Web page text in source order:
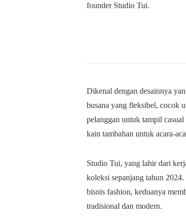
founder Studio Tui.
Dikenal dengan desainnya
busana yang fleksibel, cocok
pelanggan untuk tampil
kain tambahan untuk acara-
Studio Tui, yang lahir dari
koleksi sepanjang tahun
bisnis fashion, keduanya
tradisional dan modern.